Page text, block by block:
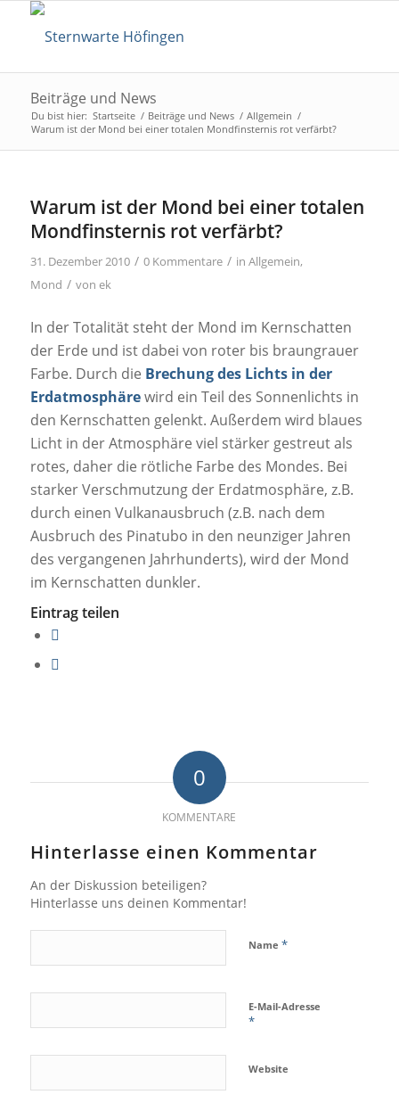
Beiträge und News
Du bist hier: Startseite / Beiträge und News / Allgemein /
Warum ist der Mond bei einer totalen Mondfinsternis rot verfärbt?
Warum ist der Mond bei einer totalen
Mondfinsternis rot verfärbt?
31. Dezember 2010 / 0 Kommentare / in Allgemein,
Mond / von ek
In der Totalität steht der Mond im Kernschatten
der Erde und ist dabei von roter bis braungrauer
Farbe. Durch die Brechung des Lichts in der
Erdatmosphärewird ein Teil des Sonnenlichts in
den Kernschatten gelenkt. Außerdem wird blaues
Licht in der Atmosphäre viel stärker gestreut als
rotes, daher die rötliche Farbe des Mondes. Bei
starker Verschmutzung der Erdatmosphäre, z.B.
durch einen Vulkanausbruch (z.B. nach dem
Ausbruch des Pinatubo in den neunziger Jahren
des vergangenen Jahrhunderts), wird der Mond
im Kernschatten dunkler.
Eintrag teilen
0
KOMMENTARE
Hinterlasse einen Kommentar
An der Diskussion beteiligen?
Hinterlasse uns deinen Kommentar!
Name *
E-Mail-Adresse
*
Website